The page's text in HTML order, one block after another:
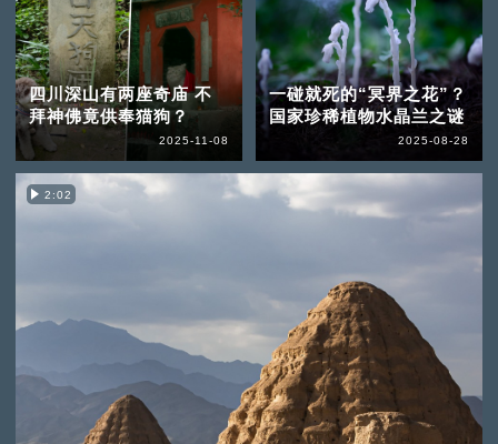
四川深山有两座奇庙 不
拜神佛竟供奉猫狗？
2025-11-08
一碰就死的“冥界之花”？
国家珍稀植物水晶兰之谜
2025-08-28
2:02